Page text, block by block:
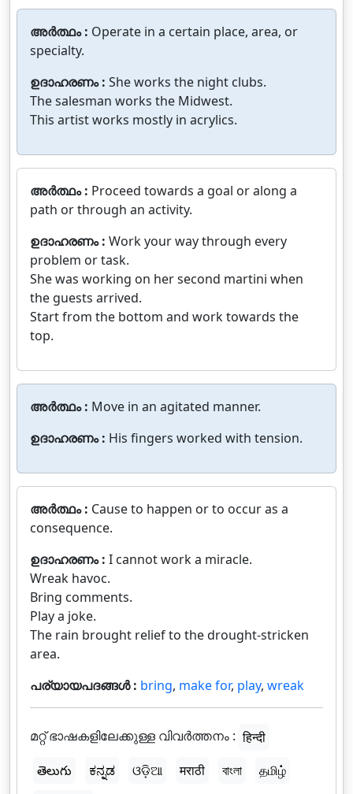
അർത്ഥം : Operate in a certain place, area, or
specialty.
ഉദാഹരണം : She works the night clubs.
The salesman works the Midwest.
This artist works mostly in acrylics.
അർത്ഥം : Proceed towards a goal or along a
path or through an activity.
ഉദാഹരണം : Work your way through every
problem or task.
She was working on her second martini when
the guests arrived.
Start from the bottom and work towards the
top.
അർത്ഥം : Move in an agitated manner.
ഉദാഹരണം : His fingers worked with tension.
അർത്ഥം : Cause to happen or to occur as a
consequence.
ഉദാഹരണം : I cannot work a miracle.
Wreak havoc.
Bring comments.
Play a joke.
The rain brought relief to the drought-stricken
area.
പര്യായപദങ്ങൾ : bring, make for, play, wreak
മറ്റ് ഭാഷകളിലേക്കുള്ള വിവർത്തനം : हिन्दी
తెలుగు
ಕನ್ನಡ ଓଡ଼ିଆ मराठी বাংলা
தமிழ்